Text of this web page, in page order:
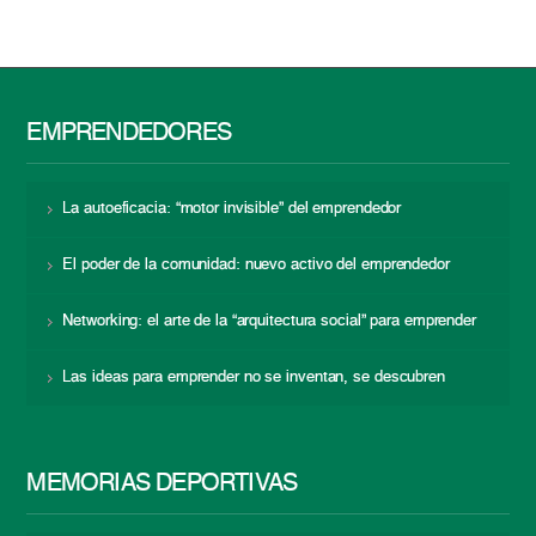
EMPRENDEDORES
La autoeficacia: “motor invisible” del emprendedor
El poder de la comunidad: nuevo activo del emprendedor
Networking: el arte de la “arquitectura social” para emprender
Las ideas para emprender no se inventan, se descubren
MEMORIAS DEPORTIVAS